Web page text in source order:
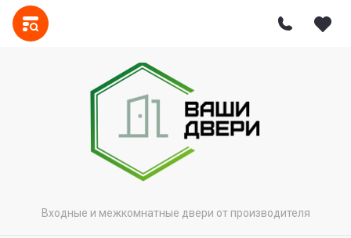
Входные и межкомнатные двери от производителя